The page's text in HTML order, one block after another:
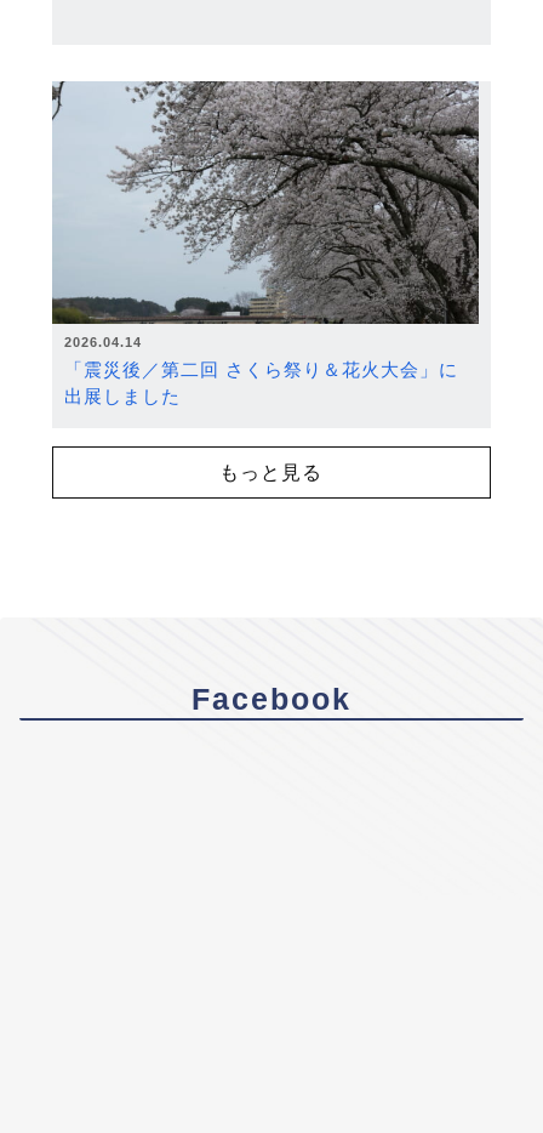
2026.04.14
「震災後／第二回 さくら祭り＆花火大会」に
出展しました
もっと見る
Facebook